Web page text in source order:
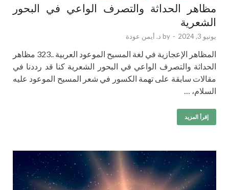
مظاهر الحداثة والتصرف الواعي في البحور
الشعرية
يونيو 3, 2024 -
by د. أيمن عودة
المظاهر الإعجازية في لغة المسيح الموعود العربية ..323 مظاهر
الحداثة والتصرف الواعي في البحور الشعرية كنا قد رددنا في
مقالات سابقة على تهمة الكسور في شعر المسيح الموعود عليه
السلام، …
إقرأ المزيد